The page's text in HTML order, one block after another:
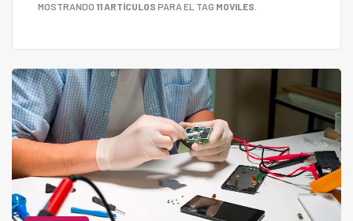
MOSTRANDO 11 ARTÍCULOS PARA EL TAG MOVILES